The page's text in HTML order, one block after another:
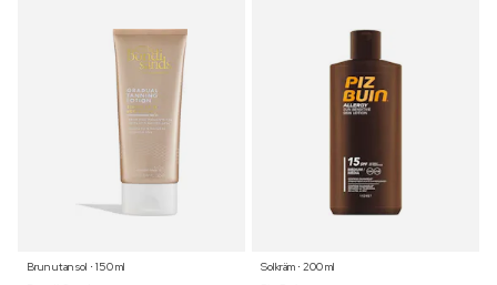
Brun utan sol ⋅ 150 ml
Solkräm ⋅ 200 ml